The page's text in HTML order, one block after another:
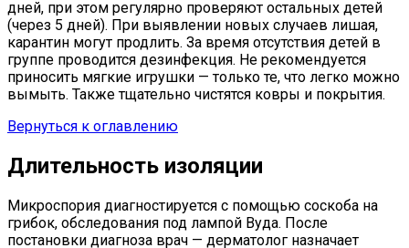
дней, при этом регулярно проверяют остальных детей
(через 5 дней). При выявлении новых случаев лишая,
карантин могут продлить. За время отсутствия детей в
группе проводится дезинфекция. Не рекомендуется
приносить мягкие игрушки — только те, что легко можно
вымыть. Также тщательно чистятся ковры и покрытия.
Вернуться к оглавлению
Длительность изоляции
Микроспория диагностируется с помощью соскоба на
грибок, обследования под лампой Вуда. После
постановки диагноза врач — дерматолог назначает